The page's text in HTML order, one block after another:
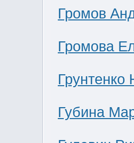
Громов
Громова
Грунтенко
Губина